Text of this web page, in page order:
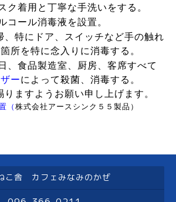
ク着用と丁寧な手洗いをする。
コール消毒液を設置。
、特にドア、スイッチなど手の触れ
所を特に念入りに消毒する。
、食品製造室、厨房、客席すべて
ーによって殺菌、消毒する。
ますようお願い申し上げます。
（ 株式会社アースシンク５５製品）
こ舎 カフェみなみのかぜ